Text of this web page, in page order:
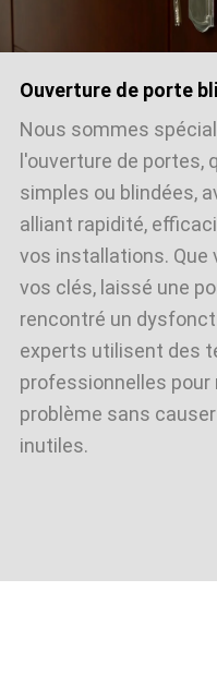
Ouverture de porte
Nous sommes
l'ouverture de portes,
simples ou blindées,
alliant rapidité,
vos installations. Que
vos clés, laissé une
rencontré un
experts utilisent des
professionnelles pour
problème sans
inutiles.